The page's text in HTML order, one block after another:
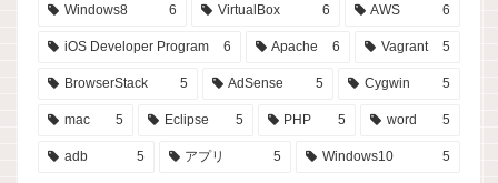
Windows8 6 VirtualBox 6 AWS 6
iOS Developer Program 6 Apache 6 Vagrant 5
BrowserStack 5 AdSense 5 Cygwin 5
mac 5 Eclipse 5 PHP 5 word 5
adb 5 アプリ 5 Windows10 5